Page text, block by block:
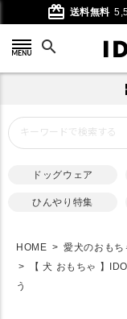
card_giftcard 送料無料
search
ドッグウェア
ひんやり特集
HOME 愛犬のおも
【 犬 おもちゃ 】
う